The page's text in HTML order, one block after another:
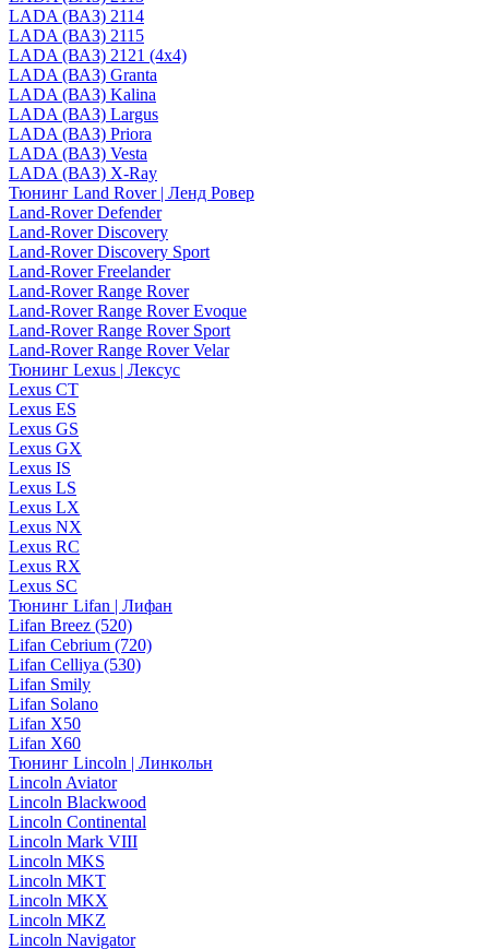
LADA (ВАЗ) 2114
LADA (ВАЗ) 2115
LADA (ВАЗ) 2121 (4x4)
LADA (ВАЗ) Granta
LADA (ВАЗ) Kalina
LADA (ВАЗ) Largus
LADA (ВАЗ) Priora
LADA (ВАЗ) Vesta
LADA (ВАЗ) X-Ray
Тюнинг Land Rover | Ленд Ровер
Land-Rover Defender
Land-Rover Discovery
Land-Rover Discovery Sport
Land-Rover Freelander
Land-Rover Range Rover
Land-Rover Range Rover Evoque
Land-Rover Range Rover Sport
Land-Rover Range Rover Velar
Тюнинг Lexus | Лексус
Lexus CT
Lexus ES
Lexus GS
Lexus GX
Lexus IS
Lexus LS
Lexus LX
Lexus NX
Lexus RC
Lexus RX
Lexus SC
Тюнинг Lifan | Лифан
Lifan Breez (520)
Lifan Cebrium (720)
Lifan Celliya (530)
Lifan Smily
Lifan Solano
Lifan X50
Lifan X60
Тюнинг Lincoln | Линкольн
Lincoln Aviator
Lincoln Blackwood
Lincoln Continental
Lincoln Mark VIII
Lincoln MKS
Lincoln MKT
Lincoln MKX
Lincoln MKZ
Lincoln Navigator